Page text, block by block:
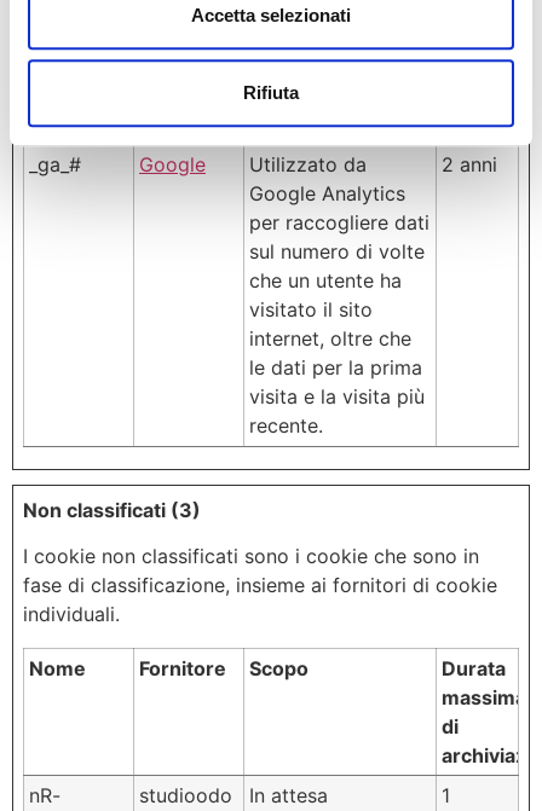
Accetta selezionati
Rifiuta
univoco utilizzato
statistici su come il
visitatore utilizza il
sito internet.
_ga_# Google
Utilizzato da
Google Analytics
per raccogliere dati
sul numero di volte
che un utente ha
visitato il sito
internet, oltre che
le dati per la prima
visita e la visita più
recente.
2 anni
Non classificati (3)
I cookie non classificati sono i cookie che sono in
fase di classificazione, insieme ai fornitori di cookie
individuali.
Nome Fornitore Scopo
Durata
massima
di
nR-
studioodo
In attesa
1